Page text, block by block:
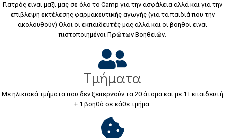
Γιατρός είναι μαζί μας σε όλο το Camp για την ασφάλεια αλλά και για την
επίβλεψη εκτέλεσης φαρμακευτικής αγωγής (για τα παιδιά που την
ακολουθούν) Όλοι οι εκπαιδευτές μας αλλά και οι βοηθοί είναι
πιστοποιημένοι Πρώτων Βοηθειών.
Τμήματα
Με ηλικιακά τμήματα που δεν ξεπερνούν τα 20 άτομα και με 1 Εκπαιδευτή
+ 1 βοηθό σε κάθε τμήμα.